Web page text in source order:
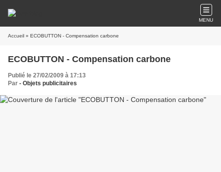
MENU
Accueil » ECOBUTTON - Compensation carbone
ECOBUTTON - Compensation carbone
Publié le 27/02/2009 à 17:13
Par - Objets publicitaires